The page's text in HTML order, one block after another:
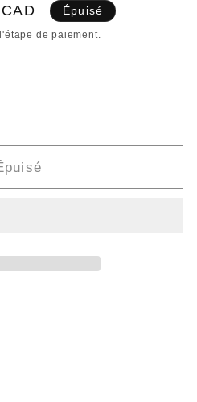
Épuisé
de paiement.